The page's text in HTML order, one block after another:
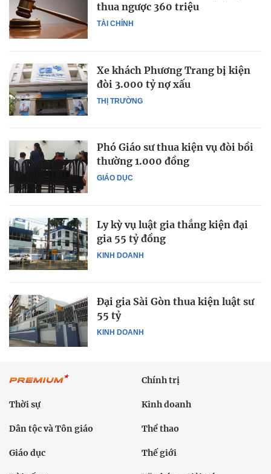
TÀI CHÍNH
thua ngược 360 triệu
THỊ TRƯỜNG
Xe khách Phương Trang bị kiện
đòi 3.000 tỷ nợ xấu
GIÁO DỤC
Phó Giáo sư thua kiện vụ đòi bồi
thường 1.000 đồng
KINH DOANH
Ly kỳ vụ luật gia thắng kiện đại
gia 55 tỷ đồng
KINH DOANH
Đại gia Sài Gòn thua kiện luật sư
55 tỷ
Chính trị
Thời sự Kinh doanh
Dân tộc và Tôn giáo Thể thao
Giáo dục Thế giới